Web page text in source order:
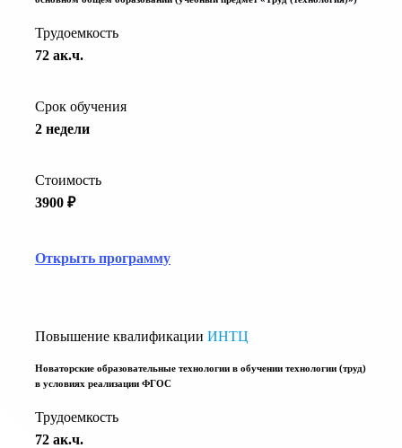
Трудоемкость
72 ак.ч.
Срок обучения
2 недели
Стоимость
3900 ₽
Открыть программу
Повышение квалификации ИНТЦ
Новаторские образовательные технологии в обучении технологии (труд)
в условиях реализации ФГОС
Трудоемкость
72 ак.ч.